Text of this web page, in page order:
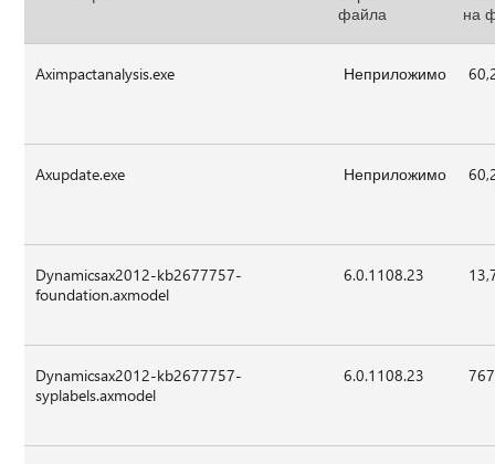
файла
на
Aximpactanalysis.exe Неприложимо
Axupdate.exe Неприложимо
Dynamicsax2012-kb2677757-
foundation.axmodel
6.0.1108.23
Dynamicsax2012-kb2677757-
syplabels.axmodel
6.0.1108.23